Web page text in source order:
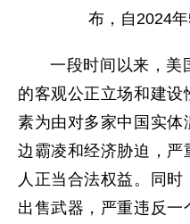
布，自2024年
一段时间以来，美
的客观公正立场和建设
素为由对多家中国实
边霸凌和经济胁迫，严
人正当合法权益。同
出售武器，严重违反